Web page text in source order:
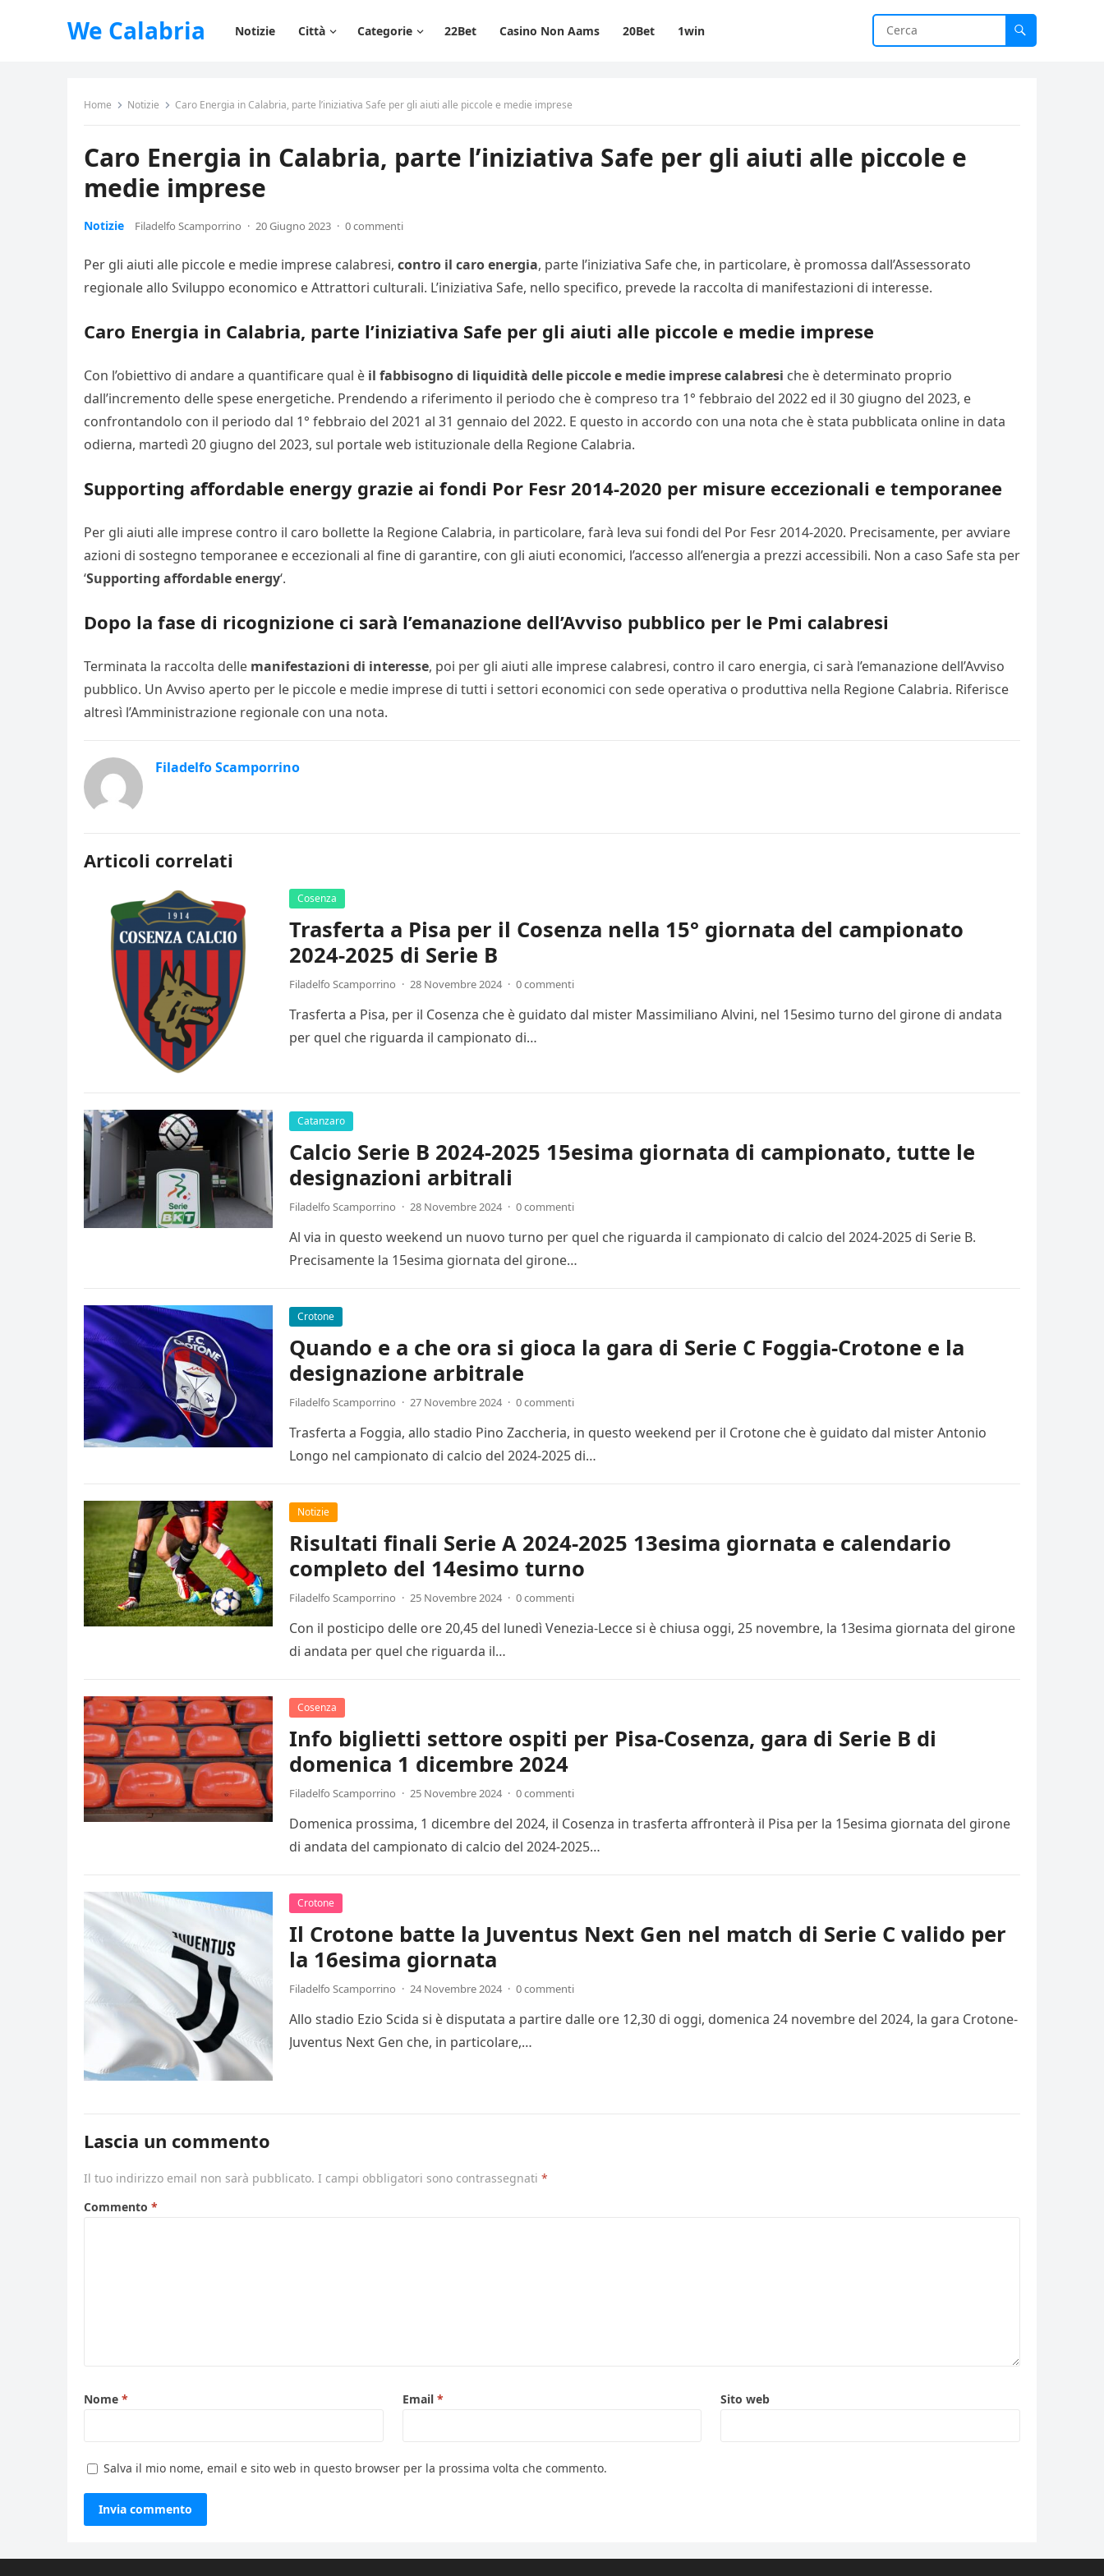
We Calabria Notizie Città Categorie 22Bet Casino Non Aams 20Bet 1win
Home Notizie Caro Energia in Calabria, parte l’iniziativa Safe per gli aiuti alle piccole e medie imprese
Caro Energia in Calabria, parte l’iniziativa Safe per gli aiuti alle piccole e
medie imprese
Notizie Filadelfo Scamporrino · 20 Giugno 2023 · 0 commenti
Per gli aiuti alle piccole e medie imprese calabresi, contro il caro energia, parte l’iniziativa Safe che, in particolare, è promossa dall’Assessorato
regionale allo Sviluppo economico e Attrattori culturali. L’iniziativa Safe, nello specifico, prevede la raccolta di manifestazioni di interesse.
Caro Energia in Calabria, parte l’iniziativa Safe per gli aiuti alle piccole e medie imprese
Con l’obiettivo di andare a quantificare qual è il fabbisogno di liquidità delle piccole e medie imprese calabresi che è determinato proprio
dall’incremento delle spese energetiche. Prendendo a riferimento il periodo che è compreso tra 1° febbraio del 2022 ed il 30 giugno del 2023, e
confrontandolo con il periodo dal 1° febbraio del 2021 al 31 gennaio del 2022. E questo in accordo con una nota che è stata pubblicata online in data
odierna, martedì 20 giugno del 2023, sul portale web istituzionale della Regione Calabria.
Supporting affordable energy grazie ai fondi Por Fesr 2014-2020 per misure eccezionali e temporanee
Per gli aiuti alle imprese contro il caro bollette la Regione Calabria, in particolare, farà leva sui fondi del Por Fesr 2014-2020. Precisamente, per avviare
azioni di sostegno temporanee e eccezionali al fine di garantire, con gli aiuti economici, l’accesso all’energia a prezzi accessibili. Non a caso Safe sta per
‘Supporting affordable energy‘.
Dopo la fase di ricognizione ci sarà l’emanazione dell’Avviso pubblico per le Pmi calabresi
Terminata la raccolta delle manifestazioni di interesse, poi per gli aiuti alle imprese calabresi, contro il caro energia, ci sarà l’emanazione dell’Avviso
pubblico. Un Avviso aperto per le piccole e medie imprese di tutti i settori economici con sede operativa o produttiva nella Regione Calabria. Riferisce
altresì l’Amministrazione regionale con una nota.
Filadelfo Scamporrino
Articoli correlati
Cosenza
Trasferta a Pisa per il Cosenza nella 15° giornata del campionato
2024-2025 di Serie B
Filadelfo Scamporrino · 28 Novembre 2024 · 0 commenti
Trasferta a Pisa, per il Cosenza che è guidato dal mister Massimiliano Alvini, nel 15esimo turno del girone di andata
per quel che riguarda il campionato di…
Catanzaro
Calcio Serie B 2024-2025 15esima giornata di campionato, tutte le
designazioni arbitrali
Filadelfo Scamporrino · 28 Novembre 2024 · 0 commenti
Al via in questo weekend un nuovo turno per quel che riguarda il campionato di calcio del 2024-2025 di Serie B.
Precisamente la 15esima giornata del girone…
Crotone
Quando e a che ora si gioca la gara di Serie C Foggia-Crotone e la
designazione arbitrale
Filadelfo Scamporrino · 27 Novembre 2024 · 0 commenti
Trasferta a Foggia, allo stadio Pino Zaccheria, in questo weekend per il Crotone che è guidato dal mister Antonio
Longo nel campionato di calcio del 2024-2025 di…
Notizie
Risultati finali Serie A 2024-2025 13esima giornata e calendario
completo del 14esimo turno
Filadelfo Scamporrino · 25 Novembre 2024 · 0 commenti
Con il posticipo delle ore 20,45 del lunedì Venezia-Lecce si è chiusa oggi, 25 novembre, la 13esima giornata del girone
di andata per quel che riguarda il…
Cosenza
Info biglietti settore ospiti per Pisa-Cosenza, gara di Serie B di
domenica 1 dicembre 2024
Filadelfo Scamporrino · 25 Novembre 2024 · 0 commenti
Domenica prossima, 1 dicembre del 2024, il Cosenza in trasferta affronterà il Pisa per la 15esima giornata del girone
di andata del campionato di calcio del 2024-2025…
Crotone
Il Crotone batte la Juventus Next Gen nel match di Serie C valido per
la 16esima giornata
Filadelfo Scamporrino · 24 Novembre 2024 · 0 commenti
Allo stadio Ezio Scida si è disputata a partire dalle ore 12,30 di oggi, domenica 24 novembre del 2024, la gara Crotone-
Juventus Next Gen che, in particolare,…
Lascia un commento
Il tuo indirizzo email non sarà pubblicato. I campi obbligatori sono contrassegnati *
Commento *
Nome * Email * Sito web
Salva il mio nome, email e sito web in questo browser per la prossima volta che commento.